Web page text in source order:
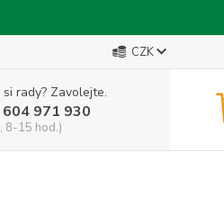
CZK
rady? Zavolejte.
971 930
8-15 hod.)